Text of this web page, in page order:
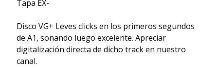
Tapa EX-
Disco VG+ Leves clicks en los primeros segundos
de A1, sonando luego excelente. Apreciar
digitalización directa de dicho track en nuestro
canal.